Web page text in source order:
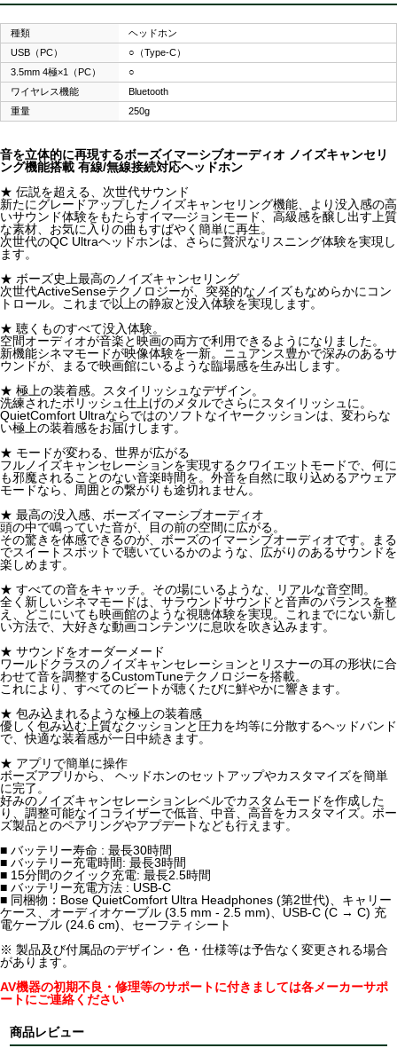
種類
ヘッドホン
USB（PC）
○（Type-C）
3.5mm 4極×1（PC）
○
ワイヤレス機能
Bluetooth
重量
250g
音を立体的に再現するボーズイマーシブオーディオ ノイズキャンセリ
ング機能搭載 有線/無線接続対応ヘッドホン
★ 伝説を超える、次世代サウンド
新たにグレードアップしたノイズキャンセリング機能、より没入感の高
いサウンド体験をもたらすイマ―ジョンモード、高級感を醸し出す上質
な素材、お気に入りの曲もすばやく簡単に再生。
次世代のQC Ultraヘッドホンは、さらに贅沢なリスニング体験を実現し
ます。
★ ボーズ史上最高のノイズキャンセリング
次世代ActiveSenseテクノロジーが、突発的なノイズもなめらかにコン
トロール。これまで以上の静寂と没入体験を実現します。
★ 聴くものすべて没入体験。
空間オーディオが音楽と映画の両方で利用できるようになりました。
新機能シネマモードが映像体験を一新。ニュアンス豊かで深みのあるサ
ウンドが、まるで映画館にいるような臨場感を生み出します。
★ 極上の装着感。スタイリッシュなデザイン。
洗練されたポリッシュ仕上げのメタルでさらにスタイリッシュに。
QuietComfort Ultraならではのソフトなイヤークッションは、変わらな
い極上の装着感をお届けします。
★ モードが変わる、世界が広がる
フルノイズキャンセレーションを実現するクワイエットモードで、何に
も邪魔されることのない音楽時間を。外音を自然に取り込めるアウェア
モードなら、周囲との繋がりも途切れません。
★ 最高の没入感、ボーズイマーシブオーディオ
頭の中で鳴っていた音が、目の前の空間に広がる。
その驚きを体感できるのが、ボーズのイマーシブオーディオです。まる
でスイートスポットで聴いているかのような、広がりのあるサウンドを
楽しめます。
★ すべての音をキャッチ。その場にいるような、リアルな音空間。
全く新しいシネマモードは、サラウンドサウンドと音声のバランスを整
え、どこにいても映画館のような視聴体験を実現。これまでにない新し
い方法で、大好きな動画コンテンツに息吹を吹き込みます。
★ サウンドをオーダーメード
ワールドクラスのノイズキャンセレーションとリスナーの耳の形状に合
わせて音を調整するCustomTuneテクノロジーを搭載。
これにより、すべてのビートが聴くたびに鮮やかに響きます。
★ 包み込まれるような極上の装着感
優しく包み込む上質なクッションと圧力を均等に分散するヘッドバンド
で、快適な装着感が一日中続きます。
★ アプリで簡単に操作
ボーズアプリから、 ヘッドホンのセットアップやカスタマイズを簡単
に完了。
好みのノイズキャンセレーションレベルでカスタムモードを作成した
り、調整可能なイコライザーで低音、中音、高音をカスタマイズ。ボー
ズ製品とのペアリングやアプデートなども行えます。
■ バッテリー寿命 : 最長30時間
■ バッテリー充電時間: 最長3時間
■ 15分間のクイック充電: 最長2.5時間
■ バッテリー充電方法 : USB-C
■ 同梱物：Bose QuietComfort Ultra Headphones (第2世代)、キャリー
ケース、オーディオケーブル (3.5 mm - 2.5 mm)、USB-C (C → C) 充
電ケーブル (24.6 cm)、セーフティシート
※ 製品及び付属品のデザイン・色・仕様等は予告なく変更される場合
があります。
AV機器の初期不良・修理等のサポートに付きましては各メーカーサポ
ートにご連絡ください
商品レビュー